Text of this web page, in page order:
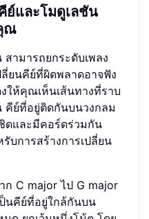
ย์และโมดูเลชัน
ณ
ามารถยกระดับเพลง
ลี่ยนคีย์ที่ผิดพลาดอาจฟัง
ให้คุณเห็นเส้นทางที่ราบ
คีย์ที่อยู่ติดกันบนวงกลม
ดและมีคอร์ดร่วมกัน
บการสร้างการเปลี่ยน
ก C major ไป G major
ป็นคีย์ที่อยู่ใกล้กันบน